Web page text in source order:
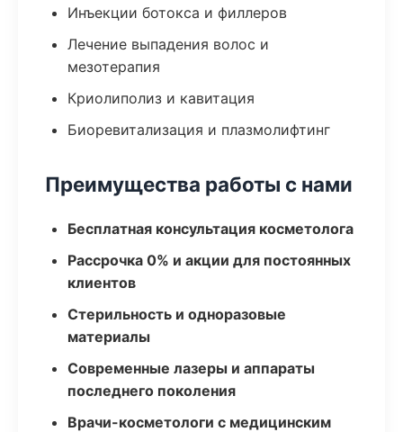
Инъекции ботокса и филлеров
Лечение выпадения волос и
мезотерапия
Криолиполиз и кавитация
Биоревитализация и плазмолифтинг
Преимущества работы с нами
Бесплатная консультация косметолога
Рассрочка 0% и акции для постоянных
клиентов
Стерильность и одноразовые
материалы
Современные лазеры и аппараты
последнего поколения
Врачи-косметологи с медицинским